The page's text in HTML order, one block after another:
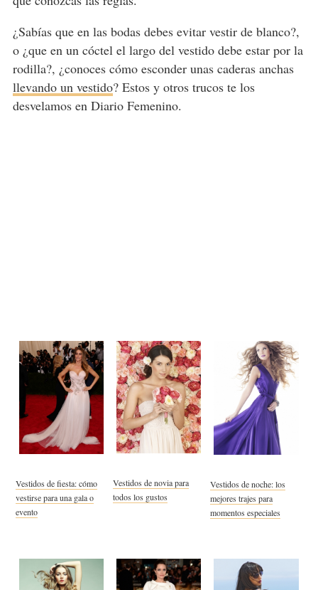
¿Sabías que en las bodas debes evitar vestir de blanco?,
o ¿que en un cóctel el largo del vestido debe estar por la
rodilla?, ¿conoces cómo esconder unas caderas anchas
llevando un vestido? Estos y otros trucos te los
desvelamos en Diario Femenino.
Vestidos de fiesta: cómo
vestirse para una gala o
evento
Vestidos de novia para
todos los gustos
Vestidos de noche: los
mejores trajes para
momentos especiales